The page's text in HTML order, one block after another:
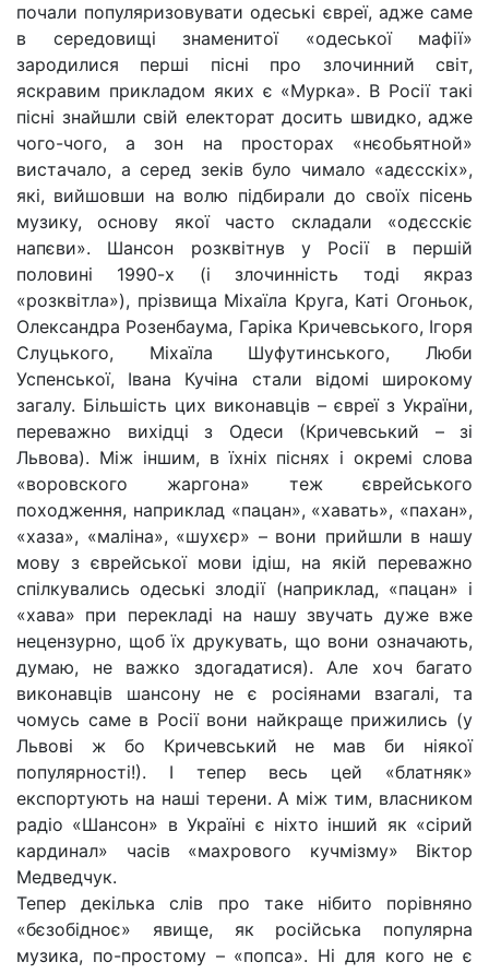
почали популяризовувати одеські євреї, адже саме
в середовищі знаменитої «одеської мафії»
зародилися перші пісні про злочинний світ,
яскравим прикладом яких є «Мурка». В Росії такі
пісні знайшли свій електорат досить швидко, адже
чого-чого, а зон на просторах «нєобьятной»
вистачало, а серед зеків було чимало «адєсскіх»,
які, вийшовши на волю підбирали до своїх пісень
музику, основу якої часто складали «одєсскіє
напєви». Шансон розквітнув у Росії в першій
половині 1990-х (і злочинність тоді якраз
«розквітла»), прізвища Міхаїла Круга, Каті Огоньок,
Олександра Розенбаума, Гаріка Кричевського, Ігоря
Слуцького, Міхаїла Шуфутинського, Люби
Успенської, Івана Кучіна стали відомі широкому
загалу. Більшість цих виконавців – євреї з України,
переважно вихідці з Одеси (Кричевський – зі
Львова). Між іншим, в їхніх піснях і окремі слова
«воровского жаргона» теж єврейського
походження, наприклад «пацан», «хавать», «пахан»,
«хаза», «маліна», «шухєр» – вони прийшли в нашу
мову з єврейської мови ідіш, на якій переважно
спілкувались одеські злодії (наприклад, «пацан» і
«хава» при перекладі на нашу звучать дуже вже
нецензурно, щоб їх друкувать, що вони означають,
думаю, не важко здогадатися). Але хоч багато
виконавців шансону не є росіянами взагалі, та
чомусь саме в Росії вони найкраще прижились (у
Львові ж бо Кричевський не мав би ніякої
популярності!). І тепер весь цей «блатняк»
експортують на наші терени. А між тим, власником
радіо «Шансон» в Україні є ніхто інший як «сірий
кардинал» часів «махрового кучмізму» Віктор
Медведчук.
Тепер декілька слів про таке нібито порівняно
«бєзобідноє» явище, як російська популярна
музика, по-простому – «попса». Ні для кого не є